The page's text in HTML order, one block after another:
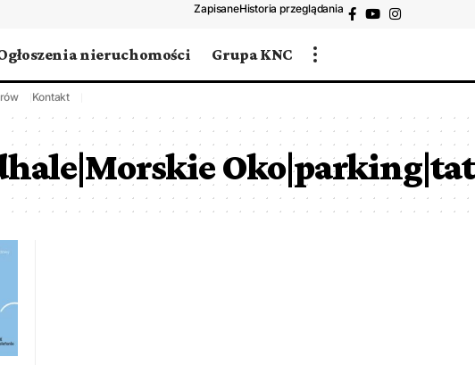
ZapisaneHistoria przeglądania
nieruchomości Grupa KNC
Kontakt